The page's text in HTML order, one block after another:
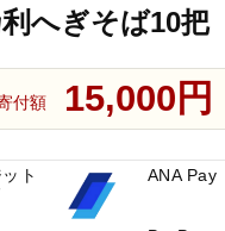
へぎそば10把
付額 15,000円
ト
ANA Pay